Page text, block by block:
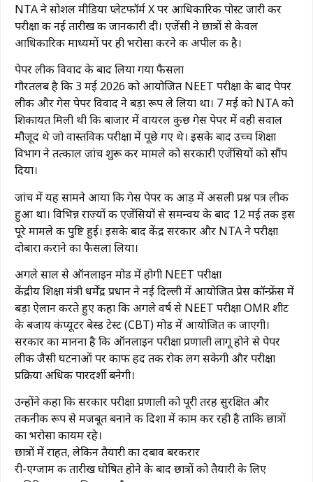
NTA ने सोशल मीडिया प्लेटफॉर्म X पर आधिकारिक पोस्ट जारी कर
परीक्षा की नई तारीख की जानकारी दी। एजेंसी ने छात्रों से केवल
आधिकारिक माध्यमों पर ही भरोसा करने की अपील की है।
पेपर लीक विवाद के बाद लिया गया फैसला
गौरतलब है कि 3 मई 2026 को आयोजित NEET परीक्षा के बाद पेपर
लीक और गेस पेपर विवाद ने बड़ा रूप ले लिया था। 7 मई को NTA को
शिकायत मिली थी कि बाजार में वायरल कुछ गेस पेपर में वही सवाल
मौजूद थे जो वास्तविक परीक्षा में पूछे गए थे। इसके बाद उच्च शिक्षा
विभाग ने तत्काल जांच शुरू कर मामले को सरकारी एजेंसियों को सौंप
दिया।
जांच में यह सामने आया कि गेस पेपर की आड़ में असली प्रश्न पत्र लीक
हुआ था। विभिन्न राज्यों की एजेंसियों से समन्वय के बाद 12 मई तक इस
पूरे मामले की पुष्टि हुई। इसके बाद केंद्र सरकार और NTA ने परीक्षा
दोबारा कराने का फैसला लिया।
अगले साल से ऑनलाइन मोड में होगी NEET परीक्षा
केंद्रीय शिक्षा मंत्री धर्मेंद्र प्रधान ने नई दिल्ली में आयोजित प्रेस कॉन्फ्रेंस में
बड़ा ऐलान करते हुए कहा कि अगले वर्ष से NEET परीक्षा OMR शीट
के बजाय कंप्यूटर बेस्ड टेस्ट (CBT) मोड में आयोजित की जाएगी।
सरकार का मानना है कि ऑनलाइन परीक्षा प्रणाली लागू होने से पेपर
लीक जैसी घटनाओं पर काफी हद तक रोक लग सकेगी और परीक्षा
प्रक्रिया अधिक पारदर्शी बनेगी।
उन्होंने कहा कि सरकार परीक्षा प्रणाली को पूरी तरह सुरक्षित और
तकनीकी रूप से मजबूत बनाने की दिशा में काम कर रही है ताकि छात्रों
का भरोसा कायम रहे।
छात्रों में राहत, लेकिन तैयारी का दबाव बरकरार
री-एग्जाम की तारीख घोषित होने के बाद छात्रों को तैयारी के लिए